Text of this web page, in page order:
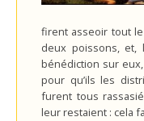
firent asseoir tout
deux poissons, et,
bénédiction sur
pour qu’ils les
furent tous
leur restaient : cela